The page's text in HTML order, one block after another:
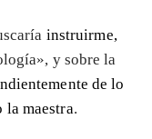
instruirme,
y sobre la
de lo
la maestra.